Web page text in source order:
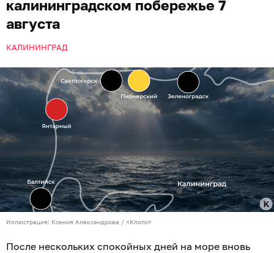
калининградском побережье 7
августа
КАЛИНИНГРАД
Иллюстрация: Ксения Александрова / «Клопс»
После нескольких спокойных дней на море вновь